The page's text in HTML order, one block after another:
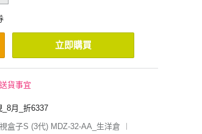
立即購買
貨事宜
月_折6337
盒子S (3代) MDZ-32-AA_生洋倉
︱